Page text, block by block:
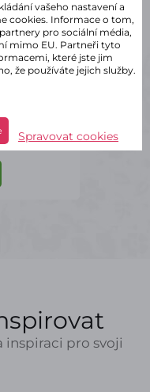
do 2 dnů
krajkou
inspiraci pro svoji
vašeho nastavení a
cookies. Informace o tom,
pro sociální média,
mimo EU. Partneři tyto
které jste jim
že používáte jejich služby.
Spravovat cookies